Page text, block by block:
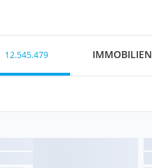
12.545.479 IMMOBILIEN